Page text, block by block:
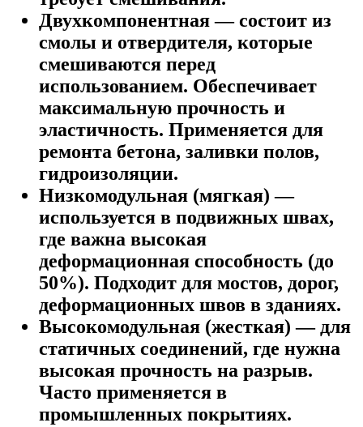
Двухкомпонентная— состоит из
смолы и отвердителя, которые
смешиваются перед
использованием. Обеспечивает
максимальную прочность и
эластичность. Применяется для
ремонта бетона, заливки полов,
гидроизоляции.
Низкомодульная (мягкая) —
используется в подвижных швах,
где важна высокая
деформационная способность (до
50%). Подходит для мостов, дорог,
деформационных швов в зданиях.
Высокомодульная (жесткая) — для
статичных соединений, где нужна
высокая прочность на разрыв.
Часто применяется в
промышленных покрытиях.